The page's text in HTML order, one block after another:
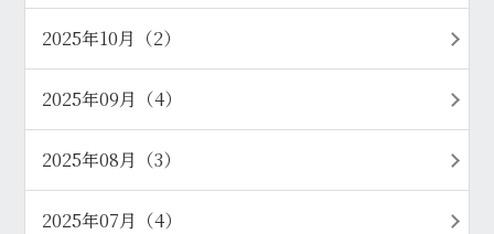
2025年10月（2）
2025年09月（4）
2025年08月（3）
2025年07月（4）